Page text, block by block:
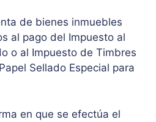
de bienes inmuebles
al pago del Impuesto al
o al Impuesto de Timbres
Sellado Especial para
en que se efectúa el